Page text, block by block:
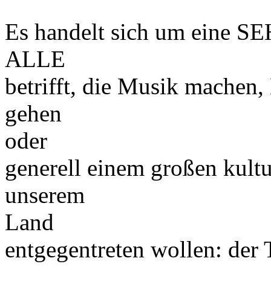
Es handelt sich um eine
ALLE
betrifft, die Musik
gehen
oder
generell einem großen
unserem
Land
entgegentreten wollen: